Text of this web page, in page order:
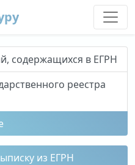
содержащихся в ЕГРН
реестра
из ЕГРН